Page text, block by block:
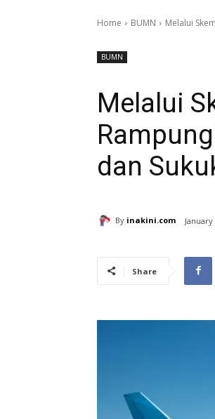
Home BUMN Melalui
BUMN
Melalui
dan
By inakini.com January
Share